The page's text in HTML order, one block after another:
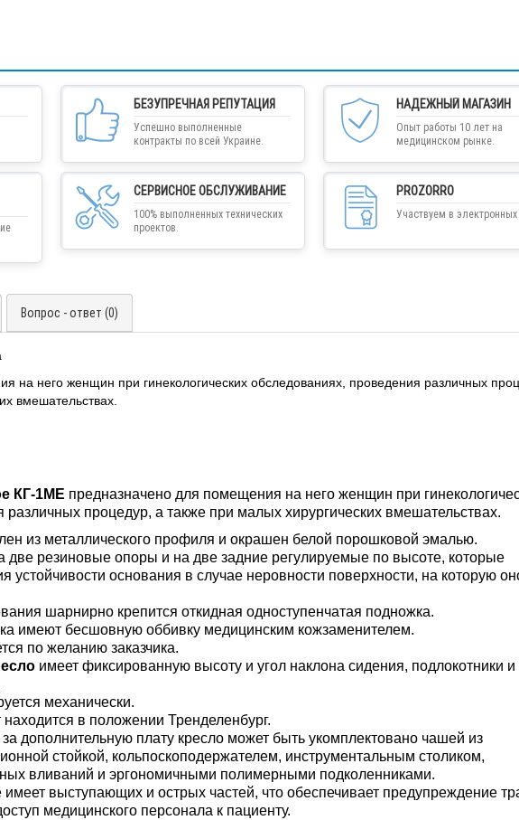
БЕЗУПРЕЧНАЯ РЕПУТАЦИЯ
Успешно выполненные
контракты по всей Украине.
НАДЕЖНЫЙ МАГАЗИН
Опыт работы 10 лет на
медицинском рынке.
СЕРВИСНОЕ ОБСЛУЖИВАНИЕ
100% выполненных технических
проектов.
PROZORRO
Участвуем в электронных
Вопрос - ответ (0)
на него женщин при гинекологических обследованиях, проведения различных
вмешательствах.
КГ-1МЕ предназначено для помещения на него женщин при
процедур, а также при малых хирургических вмешательствах.
из металлического профиля и окрашен белой порошковой эмалью.
резиновые опоры и на две задние регулируемые по высоте, которые
устойчивости основания в случае неровности поверхности, на которую
шарнирно крепится откидная одноступенчатая подножка.
имеют бесшовную оббивку медицинским кожзаменителем.
по желанию заказчика.
имеет фиксированную высоту и угол наклона сидения, подлокотники и
механически.
находится в положении Тренделенбург.
дополнительную плату кресло может быть укомплектовано чашей из
стойкой, кольпоскоподержателем, инструментальным столиком,
вливаний и эргономичными полимерными подколенниками.
выступающих и острых частей, что обеспечивает предупреждение
медицинского персонала к пациенту.
Для постоянных клиенов и партнеров в случае необходимости рекомендуем
обратной связи или написать нам в любой удобный мессенджер.
Заказывайте обратный звонок, пишите в Viber, Telegram, WhatsApp
мы всегда вам ответим по возможности!!!
С уважением, команда Медшоп.